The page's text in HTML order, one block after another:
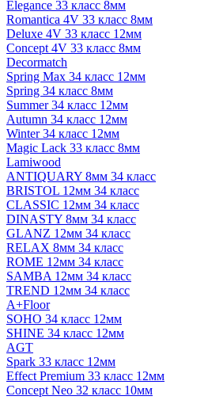
Elegance 33 класс 8мм
Romantica 4V 33 класс 8мм
Deluxe 4V 33 класс 12мм
Concept 4V 33 класс 8мм
Decormatch
Spring Max 34 класс 12мм
Spring 34 класс 8мм
Summer 34 класс 12мм
Autumn 34 класс 12мм
Winter 34 класс 12мм
Magic Lack 33 класс 8мм
Lamiwood
ANTIQUARY 8мм 34 класс
BRISTOL 12мм 34 класс
CLASSIC 12мм 34 класс
DINASTY 8мм 34 класс
GLANZ 12мм 34 класс
RELAX 8мм 34 класс
ROME 12мм 34 класс
SAMBA 12мм 34 класс
TREND 12мм 34 класс
A+Floor
SOHO 34 класс 12мм
SHINE 34 класс 12мм
AGT
Spark 33 класс 12мм
Effect Premium 33 класс 12мм
Concept Neo 32 класс 10мм